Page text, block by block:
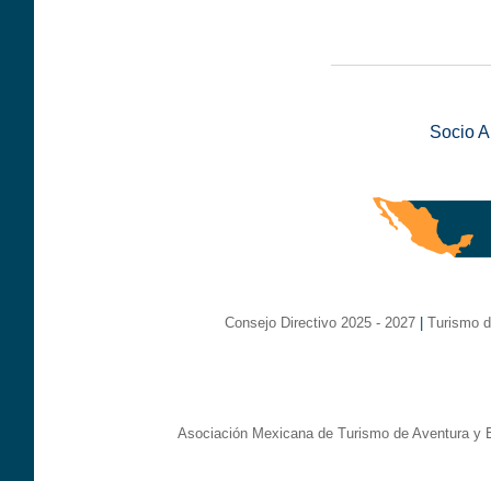
Socio
Consejo Directivo 2025 - 2027| Turismo
Asociación Mexicana de Turismo de Aventura y